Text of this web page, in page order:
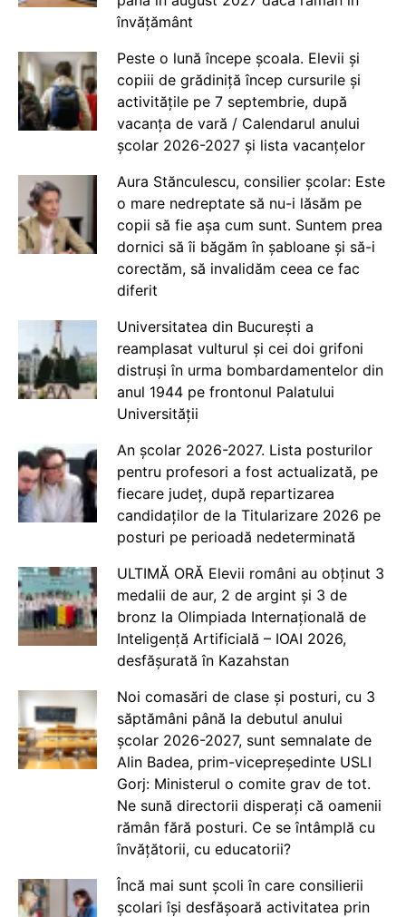
învățământ
Peste o lună începe școala. Elevii și
copiii de grădiniță încep cursurile și
activitățile pe 7 septembrie, după
vacanța de vară / Calendarul anului
școlar 2026-2027 și lista vacanțelor
Aura Stănculescu, consilier școlar: Este
o mare nedreptate să nu-i lăsăm pe
copii să fie așa cum sunt. Suntem prea
dornici să îi băgăm în șabloane și să-i
corectăm, să invalidăm ceea ce fac
diferit
Universitatea din București a
reamplasat vulturul și cei doi grifoni
distruși în urma bombardamentelor din
anul 1944 pe frontonul Palatului
Universității
An școlar 2026-2027. Lista posturilor
pentru profesori a fost actualizată, pe
fiecare județ, după repartizarea
candidaților de la Titularizare 2026 pe
posturi pe perioadă nedeterminată
ULTIMĂ ORĂ Elevii români au obținut 3
medalii de aur, 2 de argint și 3 de
bronz la Olimpiada Internațională de
Inteligență Artificială – IOAI 2026,
desfășurată în Kazahstan
Noi comasări de clase și posturi, cu 3
săptămâni până la debutul anului
școlar 2026-2027, sunt semnalate de
Alin Badea, prim-vicepreședinte USLI
Gorj: Ministerul o comite grav de tot.
Ne sună directorii disperați că oamenii
rămân fără posturi. Ce se întâmplă cu
învățătorii, cu educatorii?
Încă mai sunt școli în care consilierii
școlari își desfășoară activitatea prin